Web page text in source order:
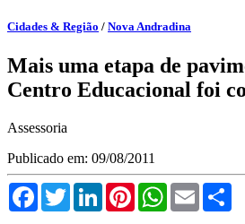
Cidades & Região / Nova Andradina
Mais uma etapa de
Centro Educacional foi
Assessoria
Publicado em: 09/08/2011
FacebookTwitterLinkedInPinterestWhatsApp
Email